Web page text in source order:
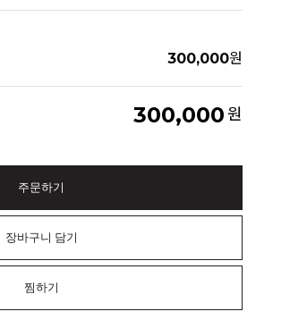
300,000원
300,000원
주문하기
장바구니 담기
찜하기